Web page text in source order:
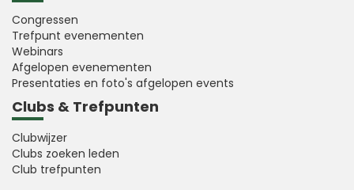
Congressen
Trefpunt evenementen
Webinars
Afgelopen evenementen
Presentaties en foto's afgelopen events
Clubs & Trefpunten
Clubwijzer
Clubs zoeken leden
Club trefpunten